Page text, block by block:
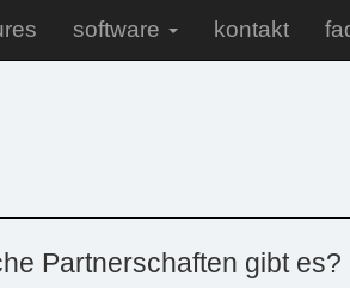
software kontakt
Partnerschaften gibt es?